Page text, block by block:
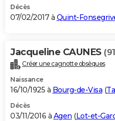
Décès
07/02/2017 à Quint-
Jacqueline CAUNES
Créer une cagnotte obsèques
Naissance
16/10/1925 à Bourg-de-Visa (
Décès
03/11/2016 à Agen (Lot-et-